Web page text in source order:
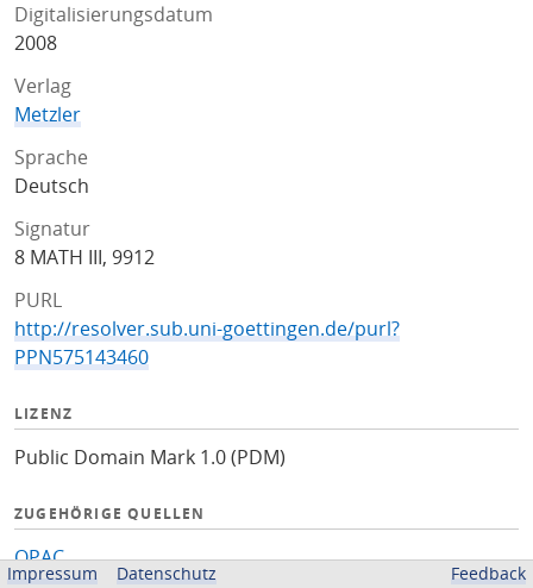
Digitalisierungsdatum
2008
Verlag
Metzler
Sprache
Deutsch
Signatur
8 MATH III, 9912
PURL
http://resolver.sub.uni-goettingen.de/purl?
PPN575143460
LIZENZ
Public Domain Mark 1.0 (PDM)
ZUGEHÖRIGE QUELLEN
OPAC
Impressum Datenschutz Feedback